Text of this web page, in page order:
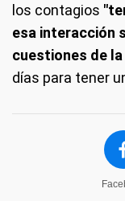
los contagios
esa interacción
cuestiones de
días para tener